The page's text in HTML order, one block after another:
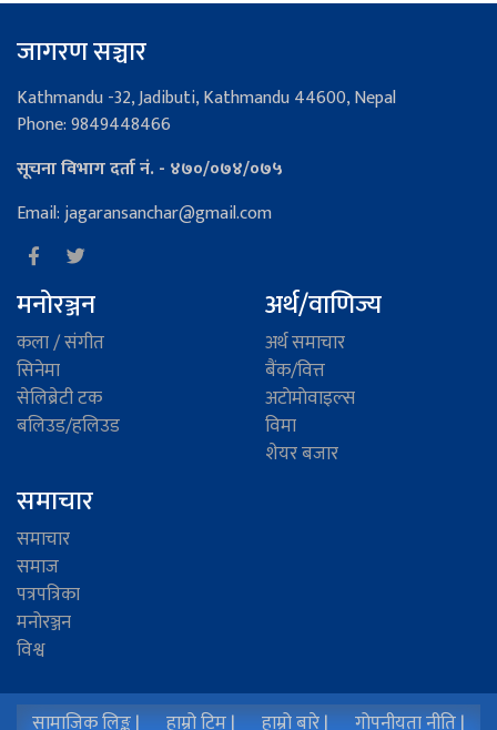
जागरण सञ्चार
Kathmandu -32, Jadibuti, Kathmandu 44600, Nepal
Phone: 9849448466
सूचना विभाग दर्ता नं. - ४७०/०७४/०७५
Email: jagaransanchar@gmail.com
मनोरञ्जन
कला / संगीत
सिनेमा
सेलिब्रेटी टक
बलिउड/हलिउड
अर्थ/वाणिज्य
अर्थ समाचार
बैंक/वित्त
अटाेमाेवाइल्स
विमा
शेयर बजार
समाचार
समाचार
समाज
पत्रपत्रिका
मनोरञ्जन
विश्व
सामाजिक लिङ्क | हाम्रो टिम | हाम्रो बारे | गोपनीयता नीति |